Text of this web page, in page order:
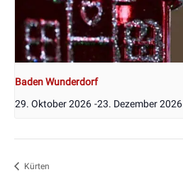
Baden Wunderdorf
29. Oktober 2026 -23. Dezember 2026
Kürten